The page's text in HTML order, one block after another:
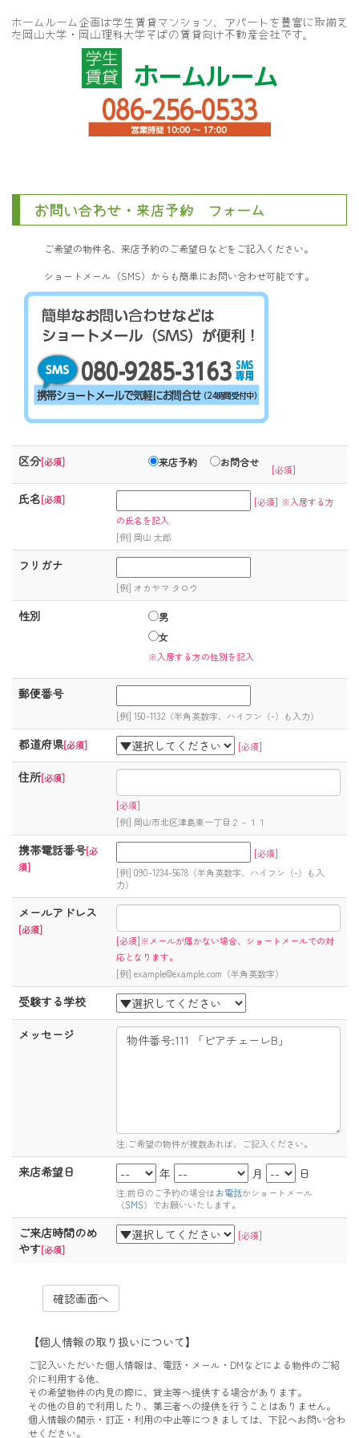
ホームルーム企画は学生賃貸マンション、アパートを豊富に取揃え
た岡山大学・岡山理科大学そばの賃貸向け不動産会社です。
ホームルーム
お問い合わせ・来店予約 フォーム
ご希望の物件名、来店予約のご希望日などをご記入ください。
ショートメール（SMS）からも簡単にお問い合わせ可能です。
区分[必須] 来店予約 お問合せ
[必須]
氏名[必須] [必須] ※入居する方
の氏名を記入
[例] 岡山 太郎
フリガナ
[例] オカヤマ タロウ
性別
男
女
※入居する方の性別を記入
郵便番号
[例] 150-1132（半角英数字、ハイフン（-）も入力）
都道府県[必須] [必須]
住所[必須]
[必須]
[例] 岡山市北区津島東一丁目２－１１
携帯電話番号[必
須]
[必須]
[例] 090-1234-5678（半角英数字、ハイフン（-）も入
力）
メールアドレス
[必須]
[必須]※メールが届かない場合、ショートメールでの対
応となります。
[例] example@example.com（半角英数字）
受験する学校
メッセージ
注.ご希望の物件が複数あれば、ご記入ください。
来店希望日 年 月 日
注.前日のご予約の場合はお電話かショートメール
（SMS）でお願いいたします。
ご来店時間のめ
やす[必須]
[必須]
【個人情報の取り扱いについて】
ご記入いただいた個人情報は、電話・メール・DMなどによる物件のご紹
介に利用する他、
その希望物件の内見の際に、貸主等へ提供する場合があります。
その他の目的で利用したり、第三者への提供を行うことはありません。
個人情報の開示・訂正・利用の中止等につきましては、下記へお問い合わ
せください。